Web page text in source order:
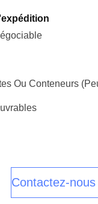
Ou Conteneurs
Contactez-